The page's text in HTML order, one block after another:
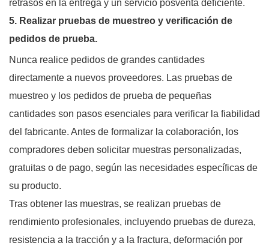
retrasos en la entrega y un servicio posventa deficiente.
5. Realizar pruebas de muestreo y verificación de
pedidos de prueba.
Nunca realice pedidos de grandes cantidades
directamente a nuevos proveedores. Las pruebas de
muestreo y los pedidos de prueba de pequeñas
cantidades son pasos esenciales para verificar la fiabilidad
del fabricante. Antes de formalizar la colaboración, los
compradores deben solicitar muestras personalizadas,
gratuitas o de pago, según las necesidades específicas de
su producto.
Tras obtener las muestras, se realizan pruebas de
rendimiento profesionales, incluyendo pruebas de dureza,
resistencia a la tracción y a la fractura, deformación por